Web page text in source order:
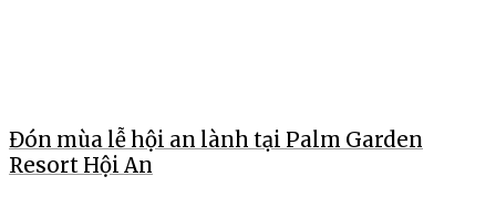
Đón mùa lễ hội an lành tại Palm Garden
Resort Hội An